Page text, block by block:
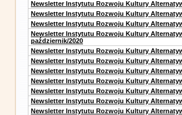
Newsletter Instytutu Rozwoju Kultury
Newsletter Instytutu Rozwoju Kultury
Newsletter Instytutu Rozwoju Kultury
Newsletter Instytutu Rozwoju Kultury
październik/2020
Newsletter Instytutu Rozwoju Kultury
Newsletter Instytutu Rozwoju Kultury
Newsletter Instytutu Rozwoju Kultury
Newsletter Instytutu Rozwoju Kultury
Newsletter Instytutu Rozwoju Kultury
Newsletter Instytutu Rozwoju Kultury
Newsletter Instytutu Rozwoju Kultury